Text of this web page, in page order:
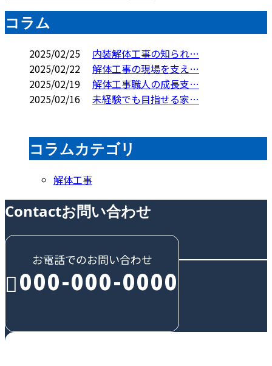
コラム
2025/02/25
内装解体工事の知られ…
2025/02/22
解体工事の現場を支え…
2025/02/19
解体工事職人の成長支…
2025/02/16
未経験でも目指せる家…
コラムカテゴリ
解体工事
Contactお問い合わせ
お電話でのお問い合わせ
000-000-0000